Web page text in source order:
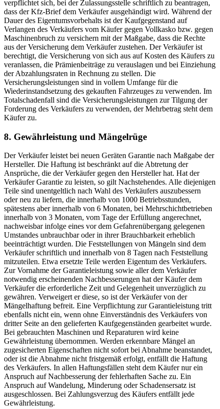
verpflichtet sich, bei der Zulassungsstelle schriftlich zu beantragen,
dass der Kfz-Brief dem Verkäufer ausgehändigt wird. Während der
Dauer des Eigentumsvorbehalts ist der Kaufgegenstand auf
Verlangen des Verkäufers vom Käufer gegen Vollkasko bzw. gegen
Maschinenbruch zu versichern mit der Maßgabe, dass die Rechte
aus der Versicherung dem Verkäufer zustehen. Der Verkäufer ist
berechtigt, die Versicherung von sich aus auf Kosten des Käufers zu
veranlassen, die Prämienbeiträge zu verauslagen und bei Einziehung
der Abzahlungsraten in Rechnung zu stellen. Die
Versicherungsleistungen sind in vollem Umfange für die
Wiederinstandsetzung des gekauften Fahrzeuges zu verwenden. Im
Totalschadenfall sind die Versicherungsleistungen zur Tilgung der
Forderung des Verkäufers zu verwenden, der Mehrbetrag steht dem
Käufer zu.
8. Gewährleistung und Mängelrüge
Der Verkäufer leistet bei neuen Geräten Garantie nach Maßgabe der
Hersteller. Die Haftung ist beschränkt auf die Abtretung der
Ansprüche, die der Verkäufer gegen den Hersteller hat. Hat der
Verkäufer Garantie zu leisten, so gilt Nachstehendes. Alle diejenigen
Teile sind unentgeltlich nach Wahl des Verkäufers auszubessern
oder neu zu liefern, die innerhalb von 1000 Betriebsstunden,
spätestens aber innerhalb von 6 Monaten, bei Mehrschichtbetrieben
innerhalb von 3 Monaten, vom Tage der Erfüllung angerechnet,
nachweisbar infolge eines vor dem Gefahrenübergang gelegenen
Umstandes unbrauchbar oder in ihrer Brauchbarkeit erheblich
beeinträchtigt wurden. Die Feststellungen von Mängeln sind dem
Verkäufer schriftlich und innerhalb von 8 Tagen nach Feststellung
mitzuteilen. Etwa ersetzte Teile werden Eigentum des Verkäufers.
Zur Vornahme der Garantieleistung sowie aller dem Verkäufer
notwendig erscheinenden Nachbesserungen hat der Käufer dem
Verkäufer die erforderliche Zeit und Gelegenheit unverzüglich zu
gewähren. Verweigert er diese, so ist der Verkäufer von der
Mängelhaftung befreit. Eine Verpflichtung zur Garantieleistung tritt
ebenfalls nicht ein, wenn ohne Einverständnis des Verkäufers von
dritter Seite an den gelieferten Kaufgegenständen gearbeitet wurde.
Bei gebrauchten Maschinen und Reparaturen wird keine
Gewährleistung übernommen. Werden erkennbare Mängel an
zugesicherten Eigenschaften nicht sofort bei Abnahme beanstandet,
oder ist die Abnahme nicht fristgemäß erfolgt, entfällt die Haftung
des Verkäufers. In allen Haftungsfällen steht dem Käufer nur ein
Anspruch auf Nachbesserung der fehlerhaften Sache zu. Ein
Anspruch auf Wandelung, Minderung oder Schadensersatz ist
ausgeschlossen. Bei Zahlungsverzug des Käufers entfällt jede
Gewährleistung.